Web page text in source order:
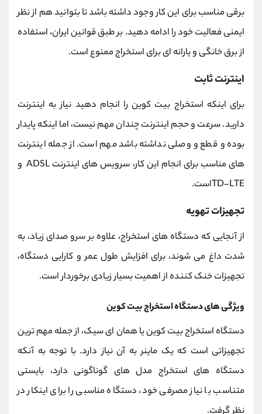
برقی مناسب برای این کار وجود داشته باشد تا بتوانید هم از نظر
ایمنی فعالیت خود را ادامه دهید. بر طبق قوانین ایران، استفاده
از برق خانگی و یارانه ای برای استخراج ممنوع است.
اینترنت ثابت
برای اینکه استخراج بیت کوین را انجام دهید نیاز به اینترنت
دارید. سرعت و حجم اینترنت چندان مهم نیست، اما اینکه پایدار
بوده و قطع و وصلی نداشته باشد مهم است. از جمله اینترنت
های مناسب برای انجام این کار، سرویس های اینترنت ADSL و
TD-LTEاست.
تجهیزات تهویه
از آنجایی که دستگاه های استخراج، علاوه بر سرو صدای زیاد، به
شدت داغ می شوند، برای افزایش طول عمر و کارایی دستگاه،
تجهیزات خنک کننده از اهمیت بسیار زیادی برخوردار است.
ویژگی های دستگاه استخراج بیت کوین
دستگاه استخراج بیت کوین یا همان ای سیک، از جمله مهم ترین
تجهیزاتی است که یک ماینر به آن نیاز دارد. با توجه به آنکه
دستگاه های استخراج مدل های گوناگونی دارد، بایستی
متناسب با نیاز مصرفی خود، دستگاه مناسبی را برای اینکار در